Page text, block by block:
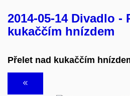
2014-05-14 Divadlo -
kukaččím hnízdem
Přelet nad kukaččím